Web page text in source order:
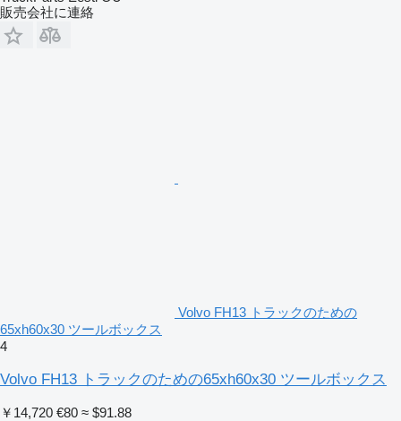
販売会社に連絡
Volvo FH13 トラックのための
65xh60x30 ツールボックス
4
Volvo FH13 トラックのための65xh60x30 ツールボックス
￥14,720 €80 ≈ $91.88